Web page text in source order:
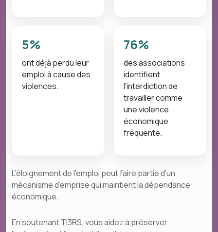
5%
ont déjà perdu leur
emploi à cause des
violences.
76%
des associations
identifient
l’interdiction de
travailler comme
une violence
économique
fréquente.
L’éloignement de l’emploi peut faire partie d’un
mécanisme d’emprise qui maintient la dépendance
économique.
En soutenant TI3RS, vous aidez à préserver